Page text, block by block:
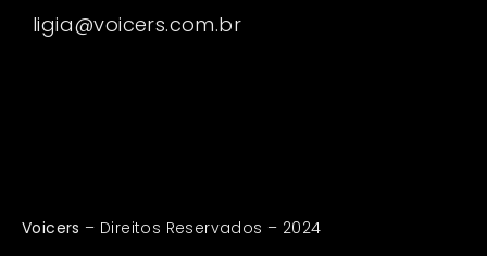
ligia@voicers.com.br
Voicers – Direitos Reservados – 2024